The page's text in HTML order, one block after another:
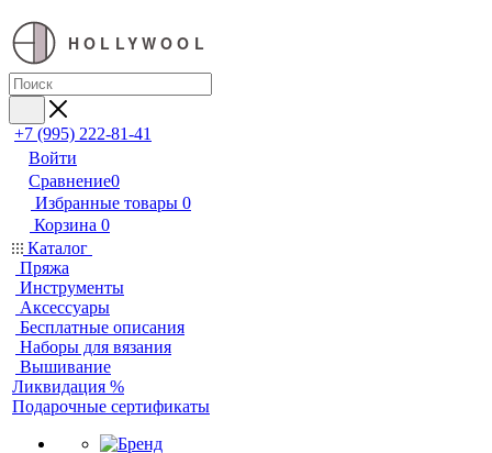
HOLLYWOOL
+7 (995) 222-81-41
Войти
Сравнение0
Избранные товары 0
Корзина 0
Каталог
Пряжа
Инструменты
Аксессуары
Бесплатные описания
Наборы для вязания
Вышивание
Ликвидация %
Подарочные сертификаты